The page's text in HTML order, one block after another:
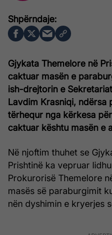
Gjykata Themelore në
caktuar masën e
ish-drejtorin e
Lavdim Krasniqi, ndërsa
tërhequr nga kërkesa
caktuar kështu masën e
Në njoftim thuhet se
Prishtinë ka vepruar
Prokurorisë Themelore
masës së paraburgimit
nën dyshimin e kryerjes